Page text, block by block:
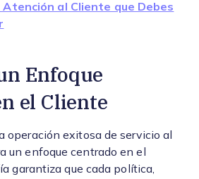
Atención al Cliente que Debes
Enfoque
el Cliente
operación exitosa de servicio al
un enfoque centrado en el
garantiza que cada política,